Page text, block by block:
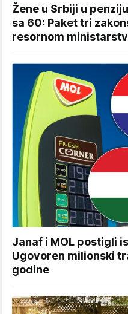
Žene u Srbiji u
sa 60: Paket tri
resornom
Janaf i MOL postigli
Ugovoren milionski
godine